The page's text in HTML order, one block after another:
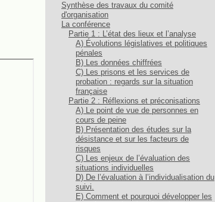
Synthèse des travaux du comité
d'organisation
La conférence
Partie 1 : L’état des lieux et l’analyse
A) Évolutions législatives et politiques
pénales
B) Les données chiffrées
C) Les prisons et les services de
probation : regards sur la situation
française
Partie 2 : Réflexions et préconisations
A) Le point de vue de personnes en
cours de peine
B) Présentation des études sur la
désistance et sur les facteurs de
risques
C) Les enjeux de l’évaluation des
situations individuelles
D) De l’évaluation à l’individualisation du
suivi.
E) Comment et pourquoi développer les